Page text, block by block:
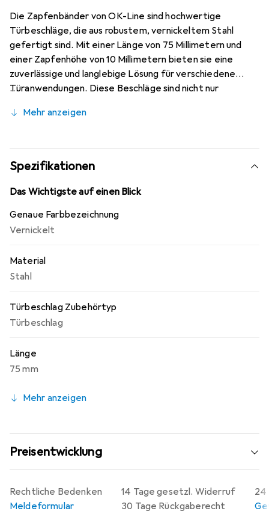
Die Zapfenbänder von OK-Line sind hochwertige
Türbeschläge, die aus robustem, vernickeltem Stahl
gefertigt sind. Mit einer Länge von 75 Millimetern und
einer Zapfenhöhe von 10 Millimetern bieten sie eine
zuverlässige und langlebige Lösung für verschiedene
Türanwendungen. Diese Beschläge sind nicht nur
vernickelte Oberfläche eine moderne und elegante
Materialgruppe sorgt für Stabilität und
Widerstandsfähigkeit, während die präzisen Masse eine
einfache Installation ermöglichen. Diese Zapfenbänder
sind ideal für den Einsatz in Wohn- und Geschäftsräumen
bei.
Mehr anzeigen
Spezifikationen
Das Wichtigste auf einen Blick
Genaue Farbbezeichnung
Vernickelt
Material
Stahl
Türbeschlag Zubehörtyp
Türbeschlag
Länge
75 mm
Mehr anzeigen
Preisentwicklung
14 Tage gesetzl. Widerruf
30 Tage Rückgaberecht
24
Rechtliche Bedenken
Meldeformular